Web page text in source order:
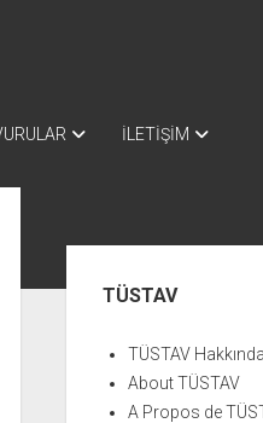
İLETİŞİM
MenüTÜSTAV
TÜSTAV Hakkında
About TÜSTAV
A Propos de